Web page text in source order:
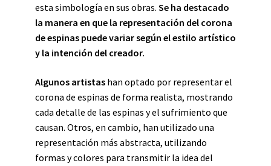
esta simbología en sus obras. Se ha destacado
la manera en que la representación del corona
de espinas puede variar según el estilo artístico
y la intención del creador.
Algunos artistas han optado por representar el
corona de espinas de forma realista, mostrando
cada detalle de las espinas y el sufrimiento que
causan. Otros, en cambio, han utilizado una
representación más abstracta, utilizando
formas y colores para transmitir la idea del